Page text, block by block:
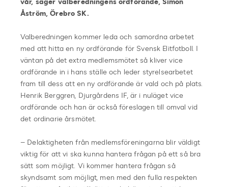
vår, säger valberedningens ordförande, Simon
Åström, Örebro SK.
Valberedningen kommer leda och samordna arbetet
med att hitta en ny ordförande för Svensk Elitfotboll. I
väntan på det extra medlemsmötet så kliver vice
ordförande in i hans ställe och leder styrelsearbetet
fram till dess att en ny ordförande är vald och på plats.
Henrik Berggren, Djurgårdens IF, är i nuläget vice
ordförande och han är också föreslagen till omval vid
det ordinarie årsmötet.
– Delaktigheten från medlemsföreningarna blir väldigt
viktig för att vi ska kunna hantera frågan på ett så bra
sätt som möjligt. Vi kommer hantera frågan så
skyndsamt som möjligt, men med den fulla respekten